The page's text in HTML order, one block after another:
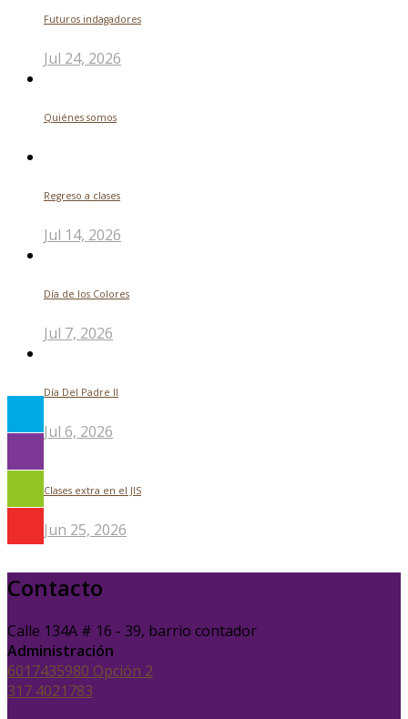
Futuros indagadores
Jul 24, 2026
Quiénes somos
Regreso a clases
Jul 14, 2026
Día de los Colores
Jul 7, 2026
Día Del Padre ll
Jul 6, 2026
Clases extra en el JIS
Jun 25, 2026
Contacto
Calle 134A # 16 - 39, barrio contador
Administración
6017435980 Opción 2
317 4021783